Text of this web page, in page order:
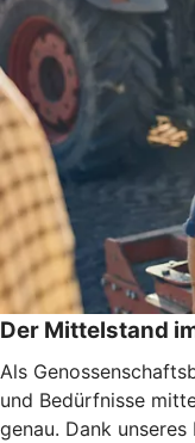
Der Mittelstand
Als
und Bedürfnisse
genau. Dank